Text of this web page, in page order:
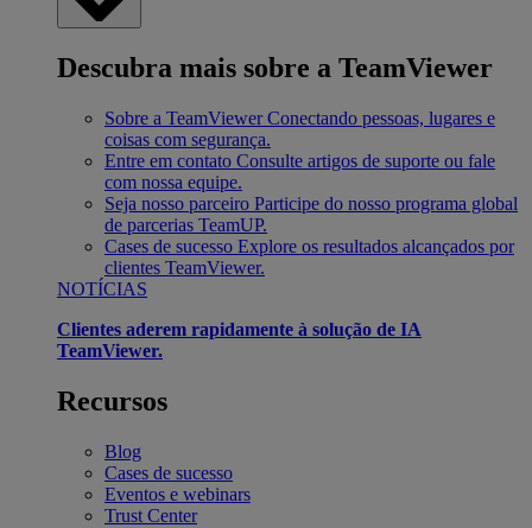
Descubra mais sobre a TeamViewer
Sobre a TeamViewer Conectando pessoas, lugares e
coisas com segurança.
Entre em contato Consulte artigos de suporte ou fale
com nossa equipe.
Seja nosso parceiro Participe do nosso programa global
de parcerias TeamUP.
Cases de sucesso Explore os resultados alcançados por
clientes TeamViewer.
NOTÍCIAS
Clientes aderem rapidamente à solução de IA
TeamViewer.
Recursos
Blog
Cases de sucesso
Eventos e webinars
Trust Center